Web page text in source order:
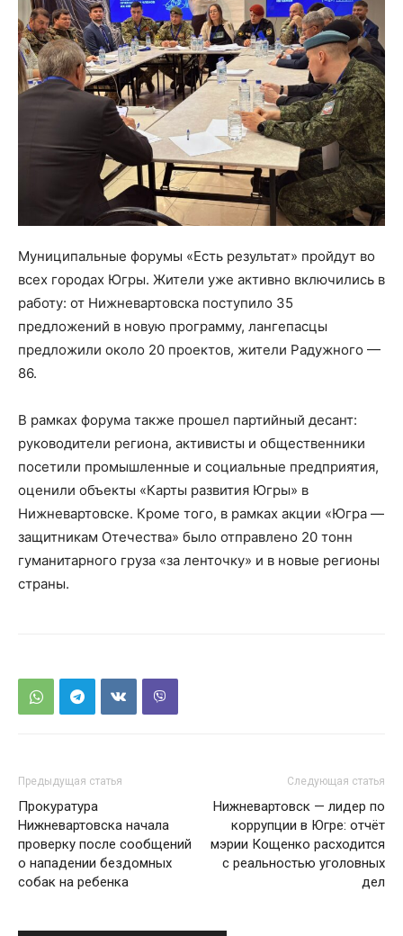
Муниципальные форумы «Есть результат» пройдут во
всех городах Югры. Жители уже активно включились в
работу: от Нижневартовска поступило 35
предложений в новую программу, лангепасцы
предложили около 20 проектов, жители Радужного —
86.
В рамках форума также прошел партийный десант:
руководители региона, активисты и общественники
посетили промышленные и социальные предприятия,
оценили объекты «Карты развития Югры» в
Нижневартовске. Кроме того, в рамках акции «Югра —
защитникам Отечества» было отправлено 20 тонн
гуманитарного груза «за ленточку» и в новые регионы
страны.
Предыдущая статья
Прокуратура
Нижневартовска начала
проверку после сообщений
о нападении бездомных
собак на ребенка
Следующая статья
Нижневартовск — лидер по
коррупции в Югре: отчёт
мэрии Кощенко расходится
с реальностью уголовных
дел